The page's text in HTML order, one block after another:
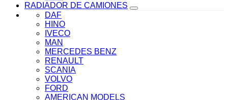
RADIADOR DE CAMIONES
DAF
HINO
IVECO
MAN
MERCEDES BENZ
RENAULT
SCANIA
VOLVO
FORD
AMERICAN MODELS